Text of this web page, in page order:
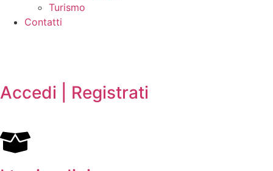
Turismo
Contatti
Accedi | Registrati